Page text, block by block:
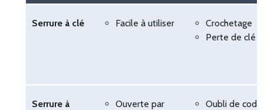
Serrure à clé Facile à utiliser
Crochetage
Perte de clé
Serrure à
Ouverte par
Oubli de code